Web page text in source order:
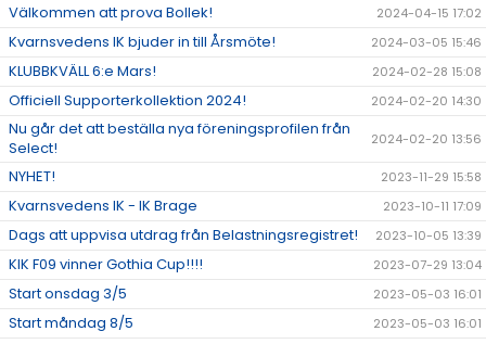
Välkommen att prova Bollek! 2024-04-15 17:02
Kvarnsvedens IK bjuder in till Årsmöte! 2024-03-05 15:46
KLUBBKVÄLL 6:e Mars! 2024-02-28 15:08
Officiell Supporterkollektion 2024! 2024-02-20 14:30
Nu går det att beställa nya föreningsprofilen från
Select!
2024-02-20 13:56
NYHET! 2023-11-29 15:58
Kvarnsvedens IK - IK Brage 2023-10-11 17:09
Dags att uppvisa utdrag från Belastningsregistret! 2023-10-05 13:39
KIK F09 vinner Gothia Cup!!!! 2023-07-29 13:04
Start onsdag 3/5 2023-05-03 16:01
Start måndag 8/5 2023-05-03 16:01